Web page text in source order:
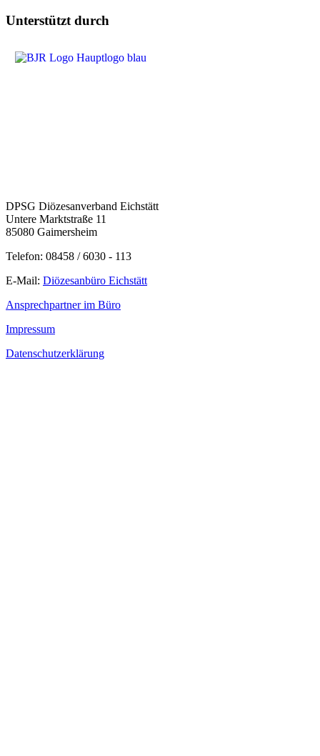
Unterstützt durch
DPSG Diözesanverband Eichstätt
Untere Marktstraße 11
85080 Gaimersheim
Telefon: 08458 / 6030 - 113
E-Mail: Diözesanbüro Eichstätt
Ansprechpartner im Büro
Impressum
Datenschutzerklärung